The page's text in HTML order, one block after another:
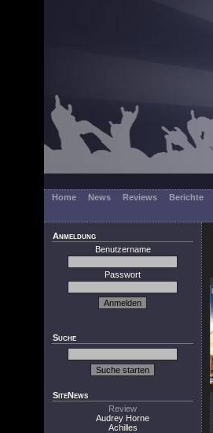
Home News Reviews Berichte
Anmeldung
Benutzername
Passwort
Suche
SiteNews
Review
Audrey Horne
Achilles